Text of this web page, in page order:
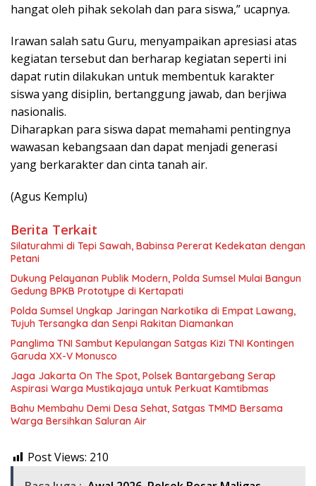
hangat oleh pihak sekolah dan para siswa,” ucapnya.
Irawan salah satu Guru, menyampaikan apresiasi atas
kegiatan tersebut dan berharap kegiatan seperti ini
dapat rutin dilakukan untuk membentuk karakter
siswa yang disiplin, bertanggung jawab, dan berjiwa
nasionalis.
Diharapkan para siswa dapat memahami pentingnya
wawasan kebangsaan dan dapat menjadi generasi
yang berkarakter dan cinta tanah air.
(Agus Kemplu)
Berita Terkait
Silaturahmi di Tepi Sawah, Babinsa Pererat Kedekatan dengan
Petani
Dukung Pelayanan Publik Modern, Polda Sumsel Mulai Bangun
Gedung BPKB Prototype di Kertapati
Polda Sumsel Ungkap Jaringan Narkotika di Empat Lawang,
Tujuh Tersangka dan Senpi Rakitan Diamankan
Panglima TNI Sambut Kepulangan Satgas Kizi TNI Kontingen
Garuda XX-V Monusco
Jaga Jakarta On The Spot, Polsek Bantargebang Serap
Aspirasi Warga Mustikajaya untuk Perkuat Kamtibmas
Bahu Membahu Demi Desa Sehat, Satgas TMMD Bersama
Warga Bersihkan Saluran Air
Post Views: 210